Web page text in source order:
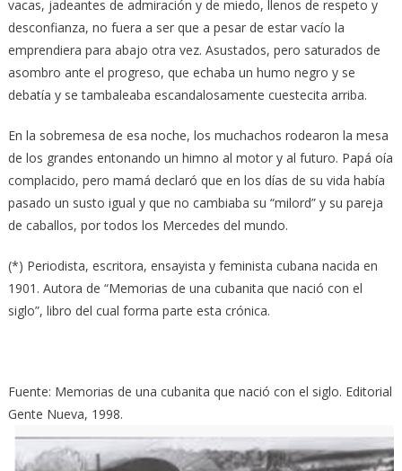
vacas, jadeantes de admiración y de miedo, llenos de respeto y
desconfianza, no fuera a ser que a pesar de estar vacío la
emprendiera para abajo otra vez. Asustados, pero saturados de
asombro ante el progreso, que echaba un humo negro y se
debatía y se tambaleaba escandalosamente cuestecita arriba.
En la sobremesa de esa noche, los muchachos rodearon la mesa
de los grandes entonando un himno al motor y al futuro. Papá oía
complacido, pero mamá declaró que en los días de su vida había
pasado un susto igual y que no cambiaba su “milord” y su pareja
de caballos, por todos los Mercedes del mundo.
(*) Periodista, escritora, ensayista y feminista cubana nacida en
1901. Autora de “Memorias de una cubanita que nació con el
siglo”, libro del cual forma parte esta crónica.
Fuente: Memorias de una cubanita que nació con el siglo. Editorial
Gente Nueva, 1998.